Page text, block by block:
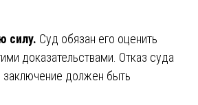
силу. Суд обязан его оценить
доказательствами. Отказ суда
заключение должен быть